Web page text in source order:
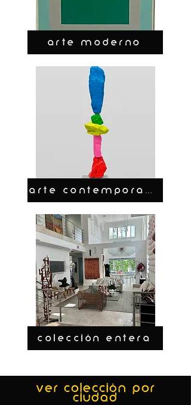
ARTE MODERNO
ARTE CONTEMPORANEO
COLECCIÓN ENTERA
ver colección por
ciudad